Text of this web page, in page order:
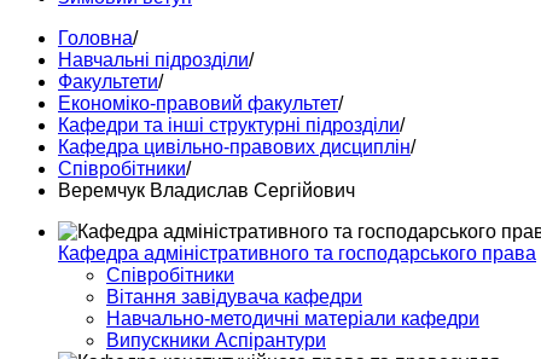
Головна/
Навчальні підрозділи/
Факультети/
Економіко-правовий факультет/
Кафедри та інші структурні підрозділи/
Кафедра цивільно-правових дисциплін/
Співробітники/
Веремчук Владислав Сергійович
Кафедра адміністративного та господарського права
Співробітники
Вітання завідувача кафедри
Навчально-методичні матеріали кафедри
Випускники Аспірантури